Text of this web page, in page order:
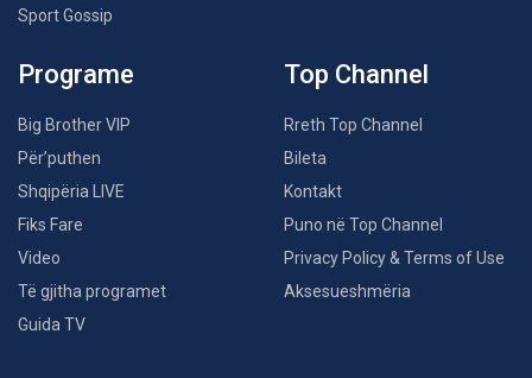
Sport Gossip
Programe
Big Brother VIP
Për’puthen
Shqipëria LIVE
Fiks Fare
Video
Të gjitha programet
Guida TV
Top Channel
Rreth Top Channel
Bileta
Kontakt
Puno në Top Channel
Privacy Policy & Terms of Use
Aksesueshmëria